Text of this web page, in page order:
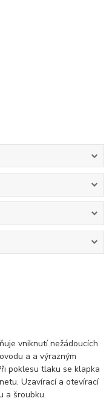
vniknutí nežádoucích
a a výrazným
poklesu tlaku se klapka
Uzavírací a otevírací
a šroubku.